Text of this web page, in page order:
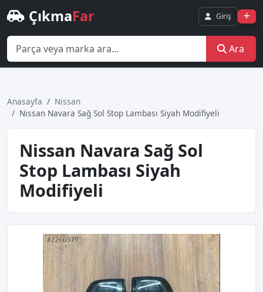
ÇıkmaFar Giriş
Ara
Anasayfa
Nissan
Nissan Navara Sağ Sol Stop Lambası Siyah Modifiyeli
Nissan Navara Sağ Sol
Stop Lambası Siyah
Modifiyeli